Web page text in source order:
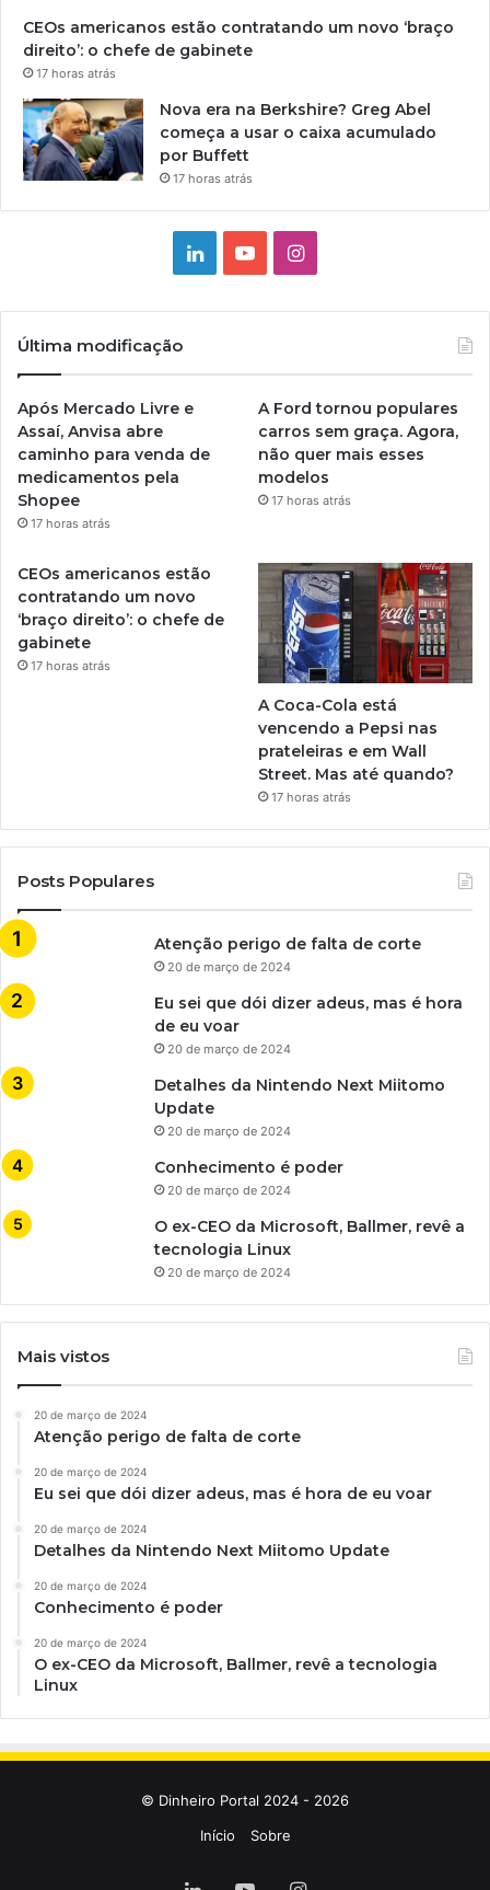
CEOs americanos estão contratando um novo ‘braço
direito’: o chefe de gabinete
17 horas atrás
Nova era na Berkshire? Greg Abel
começa a usar o caixa acumulado
por Buffett
17 horas atrás
LinkedinYouTubeInstagram
Última modificação
Após Mercado Livre e
Assaí, Anvisa abre
caminho para venda de
medicamentos pela
Shopee
17 horas atrás
A Ford tornou populares
carros sem graça. Agora,
não quer mais esses
modelos
17 horas atrás
CEOs americanos estão
contratando um novo
‘braço direito’: o chefe de
gabinete
17 horas atrás
A Coca-Cola está
vencendo a Pepsi nas
prateleiras e em Wall
Street. Mas até quando?
17 horas atrás
Posts Populares
Atenção perigo de falta de corte
20 de março de 2024
Eu sei que dói dizer adeus, mas é hora
de eu voar
20 de março de 2024
Detalhes da Nintendo Next Miitomo
Update
20 de março de 2024
Conhecimento é poder
20 de março de 2024
O ex-CEO da Microsoft, Ballmer, revê a
tecnologia Linux
20 de março de 2024
Mais vistos
20 de março de 2024
Atenção perigo de falta de corte
20 de março de 2024
Eu sei que dói dizer adeus, mas é hora de eu voar
20 de março de 2024
Detalhes da Nintendo Next Miitomo Update
20 de março de 2024
Conhecimento é poder
20 de março de 2024
O ex-CEO da Microsoft, Ballmer, revê a tecnologia
Linux
© Dinheiro Portal 2024 - 2026
Início
Sobre